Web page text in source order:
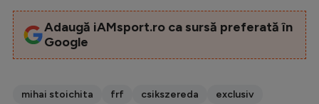
Adaugă iAMsport.ro ca sursă preferată în
Google
mihai stoichita frf csikszereda exclusiv